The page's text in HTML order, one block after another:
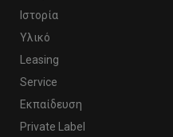
Ιστορία
Υλικό
Leasing
Service
Εκπαίδευση
Private Label